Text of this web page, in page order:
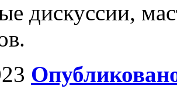
дискуссии,